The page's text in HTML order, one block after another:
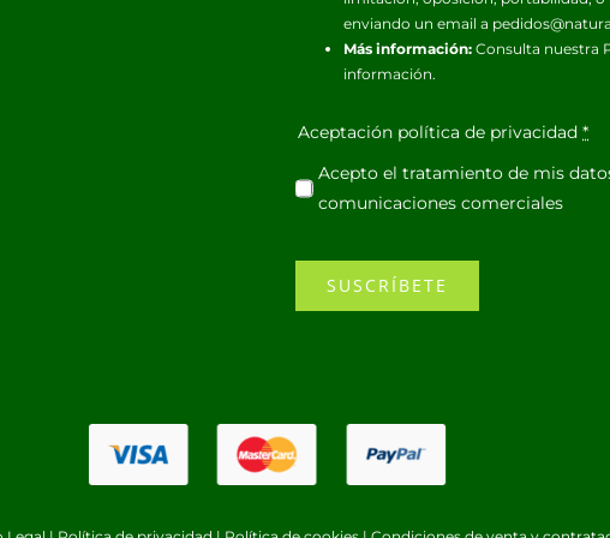
enviando un email a
Más información: Consulta nuestra
información.
Aceptación política de privacidad*
Acepto el tratamiento de mis
comunicaciones comerciales
SUSCRÍBETE